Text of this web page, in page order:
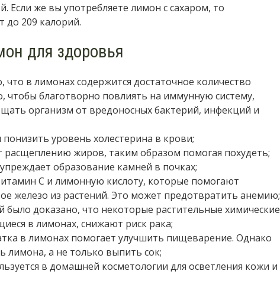
Если же вы употребляете лимон с сахаром, то
до 209 калорий.
для здоровья
в лимонах содержится достаточное количество
чтобы благотворно повлиять на иммунную систему,
организм от вредоносных бактерий, инфекций и
уровень холестерина в крови;
расщеплению жиров, таким образом помогая похудеть;
образование камней в почках;
С и лимонную кислоту, которые помогают
железо из растений. Это может предотвратить анемию;
было доказано, что некоторые растительные химические
в лимонах, снижают риск рака;
в лимонах помогает улучшить пищеварение. Однако
лимона, а не только выпить сок;
в домашней косметологии для осветления кожи и